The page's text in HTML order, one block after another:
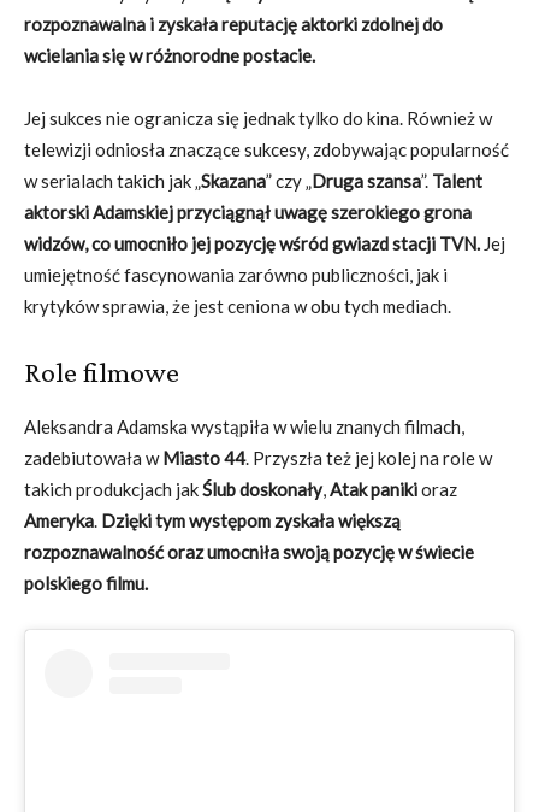
rozpoznawalna i zyskała reputację aktorki zdolnej do
wcielania się w różnorodne postacie.
Jej sukces nie ogranicza się jednak tylko do kina. Również w
telewizji odniosła znaczące sukcesy, zdobywając popularność
w serialach takich jak „Skazana” czy „Druga szansa”. Talent
aktorski Adamskiej przyciągnął uwagę szerokiego grona
widzów, co umocniło jej pozycję wśród gwiazd stacji TVN. Jej
umiejętność fascynowania zarówno publiczności, jak i
krytyków sprawia, że jest ceniona w obu tych mediach.
Role filmowe
Aleksandra Adamska wystąpiła w wielu znanych filmach,
zadebiutowała wMiasto 44. Przyszła też jej kolej na role w
takich produkcjach jakŚlub doskonały,Atak panikioraz
Ameryka. Dzięki tym występom zyskała większą
rozpoznawalność oraz umocniła swoją pozycję w świecie
polskiego filmu.